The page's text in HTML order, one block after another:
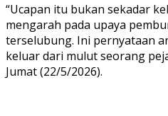
“Ucapan itu bukan sekadar
mengarah pada upaya
terselubung. Ini pernyataan
keluar dari mulut seorang
Jumat (22/5/2026).